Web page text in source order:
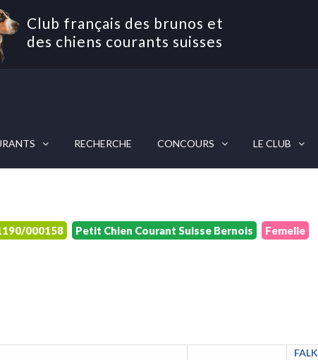
Club français des brunos et
des chiens courants suisses
RECHERCHE CONCOURS LE CLUB
000158 Petit Chien Courant Suisse Bernois Femelle
FALK